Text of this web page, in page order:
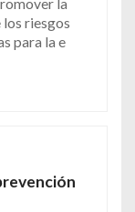
riesgos
para la e